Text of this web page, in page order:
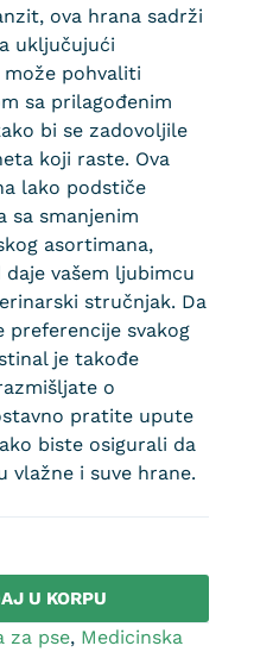
ova hrana sadrži
uključujući
pohvaliti
sa prilagođenim
bi se zadovoljile
koji raste. Ova
lako podstiče
sa smanjenim
asortimana,
vašem ljubimcu
stručnjak. Da
preferencije svakog
je takođe
o
pratite upute
biste osigurali da
vlažne i suve hrane.
U KORPU
za pse, Medicinska